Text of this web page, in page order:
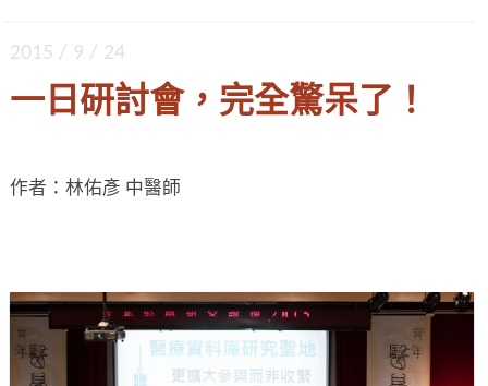
2015 / 9 / 24
一日研討會，完全驚呆了！
作者：林佑彥 中醫師